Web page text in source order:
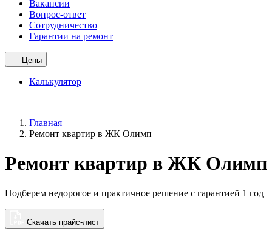
Вакансии
Вопрос-ответ
Сотрудничество
Гарантии на ремонт
Цены
Калькулятор
Главная
Ремонт квартир в ЖК Олимп
Ремонт квартир в ЖК Олимп
Подберем недорогое и практичное решение с гарантией 1 год
Скачать прайс-лист